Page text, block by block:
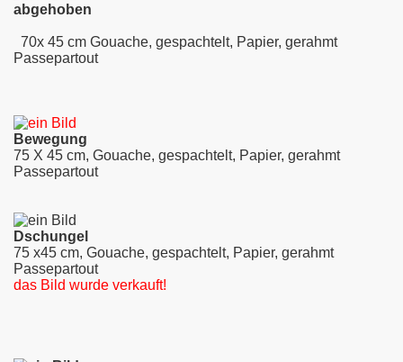
abgehoben
70x 45 cm Gouache, gespachtelt, Papier, gerahmt
Passepartout
Bewegung
75 X 45 cm, Gouache, gespachtelt, Papier, gerahmt
Passepartout
Dschungel
75 x45 cm, Gouache, gespachtelt, Papier, gerahmt
Passepartout
das Bild wurde verkauft!